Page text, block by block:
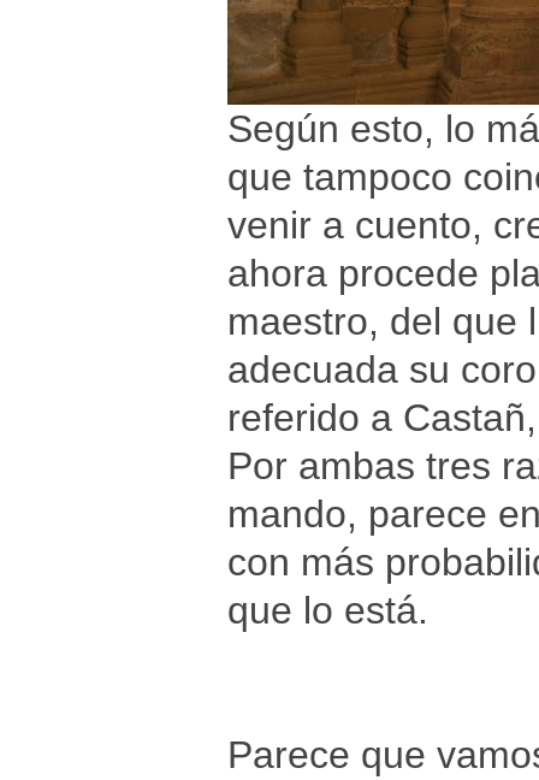
Según esto, lo
que tampoco
venir a cuento,
ahora procede
maestro, del que
adecuada su
referido a
Por ambas tres
mando, parece
con más
que lo está.
Parece que